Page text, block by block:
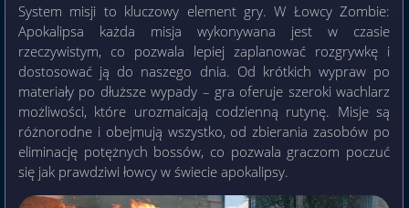
System misji to kluczowy element gry. W Łowcy Zombie:
Apokalipsa każda misja wykonywana jest w czasie
rzeczywistym, co pozwala lepiej zaplanować rozgrywkę i
dostosować ją do naszego dnia. Od krótkich wypraw po
materiały po dłuższe wypady – gra oferuje szeroki wachlarz
możliwości, które urozmaicają codzienną rutynę. Misje są
różnorodne i obejmują wszystko, od zbierania zasobów po
eliminację potężnych bossów, co pozwala graczom poczuć
się jak prawdziwi łowcy w świecie apokalipsy.